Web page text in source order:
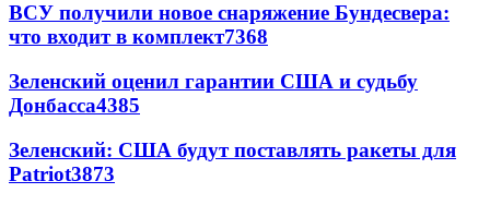
ВСУ получили новое снаряжение Бундесвера:
что входит в комплект7368
Зеленский оценил гарантии США и судьбу
Донбасса4385
Зеленский: США будут поставлять ракеты для
Patriot3873